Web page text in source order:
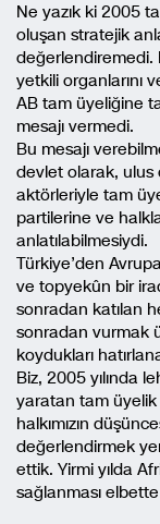
Ne yazık ki 2005
oluşan stratejik
değerlendiremedi.
yetkili organlarını
AB tam üyeliğine
mesajı vermedi.
Bu mesajı
devlet olarak, ulus
aktörleriyle tam
partilerine ve
anlatılabilmesiydi.
Türkiye’den
ve topyekûn bir
sonradan katılan
sonradan vurmak
koydukları
Biz, 2005 yılında
yaratan tam üyelik
halkımızın
değerlendirmek
ettik. Yirmi yılda
sağlanması